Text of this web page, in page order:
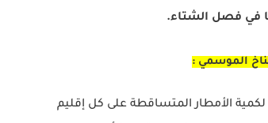
في فصل الشتاء.
الموسمي :
الأمطار المتساقطة على كل إقليم